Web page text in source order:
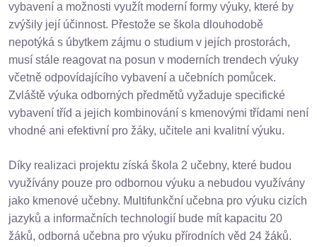
vybavení a možnosti využít moderní formy výuky, které by
zvýšily její účinnost. Přestože se škola dlouhodobě
nepotýká s úbytkem zájmu o studium v jejích prostorách,
musí stále reagovat na posun v moderních trendech výuky
včetně odpovídajícího vybavení a učebních pomůcek.
Zvláště výuka odborných předmětů vyžaduje specifické
vybavení tříd a jejich kombinování s kmenovými třídami není
vhodné ani efektivní pro žáky, učitele ani kvalitní výuku.
Díky realizaci projektu získá škola 2 učebny, které budou
využívány pouze pro odbornou výuku a nebudou využívány
jako kmenové učebny. Multifunkční učebna pro výuku cizích
jazyků a informačních technologií bude mít kapacitu 20
žáků, odborná učebna pro výuku přírodních věd 24 žáků.